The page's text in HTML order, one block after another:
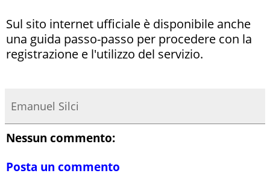
Sul sito internet ufficiale è disponibile anche
una guida passo-passo per procedere con la
registrazione e l'utilizzo del servizio.
Emanuel Silci
Nessun commento:
Posta un commento